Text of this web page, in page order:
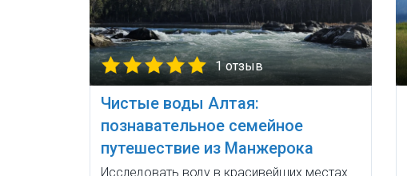
1 отзыв
Чистые воды Алтая:
познавательное семейное
путешествие из Манжерока
Исследовать воду в красивейших местах